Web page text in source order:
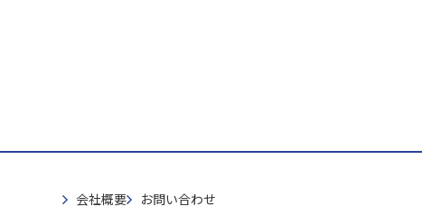
会社概要
お問い合わせ